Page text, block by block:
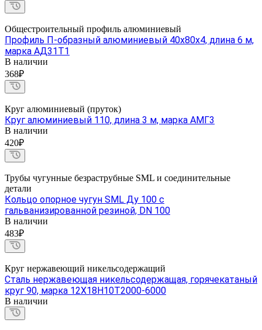
Общестроительный профиль алюминиевый
Профиль П-образный алюминиевый 40х80х4, длина 6 м,
марка АД31Т1
В наличии
368₽
Круг алюминиевый (пруток)
Круг алюминиевый 110, длина 3 м, марка АМГ3
В наличии
420₽
Трубы чугунные безраструбные SML и соединительные
детали
Кольцо опорное чугун SML Ду 100 с
гальванизированной резиной, DN 100
В наличии
483₽
Круг нержавеющий никельсодержащий
Сталь нержавеющая никельсодержащая, горячекатаный
круг 90, марка 12Х18Н10Т2000-6000
В наличии